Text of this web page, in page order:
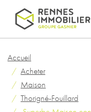
Accueil
Acheter
Maison
Thorigné-Fouillard